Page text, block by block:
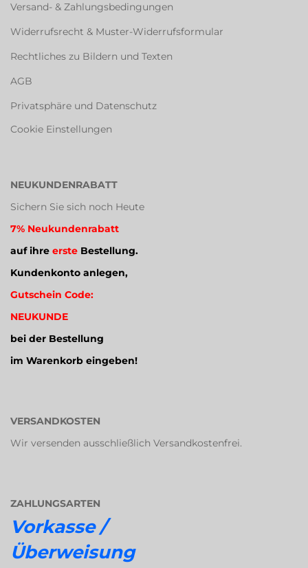
Versand- & Zahlungsbedingungen
Widerrufsrecht & Muster-Widerrufsformular
Rechtliches zu Bildern und Texten
AGB
Privatsphäre und Datenschutz
Cookie Einstellungen
NEUKUNDENRABATT
Sichern Sie sich noch Heute
7% Neukundenrabatt
auf ihre erste Bestellung.
Kundenkonto anlegen,
Gutschein Code:
NEUKUNDE
bei der Bestellung
im Warenkorb eingeben!
VERSANDKOSTEN
Wir versenden ausschließlich Versandkostenfrei.
ZAHLUNGSARTEN
Vorkasse /
Überweisung